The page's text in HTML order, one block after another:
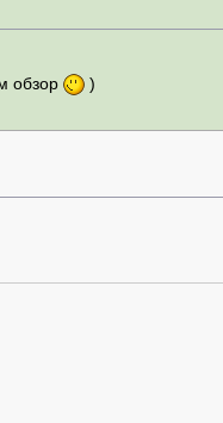
обзор
)